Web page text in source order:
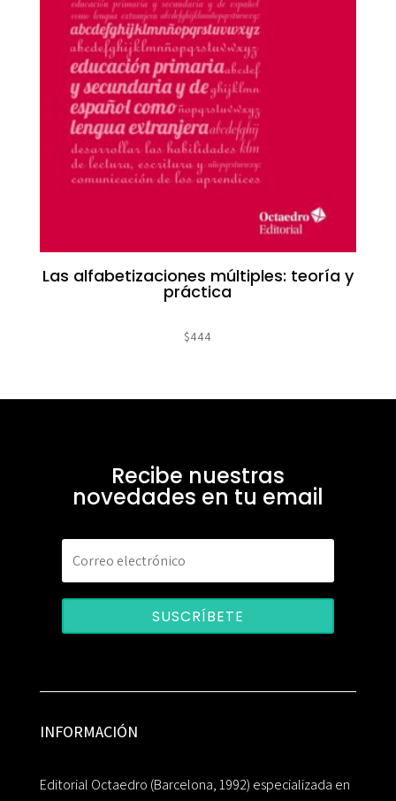
Las alfabetizaciones múltiples: teoría y
práctica
$444
Recibe nuestras
novedades en tu email
SUSCRÍBETE
INFORMACIÓN
Editorial Octaedro (Barcelona, 1992) especializada en